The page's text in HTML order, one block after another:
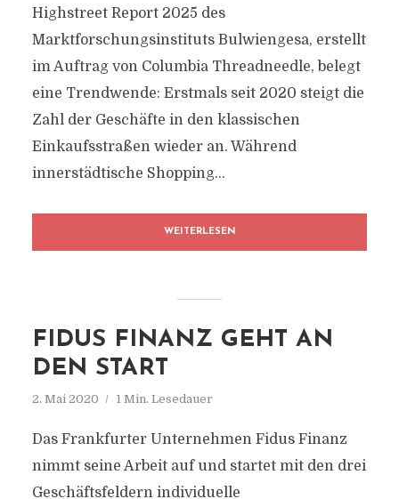
Highstreet Report 2025 des
Marktforschungsinstituts Bulwiengesa, erstellt
im Auftrag von Columbia Threadneedle, belegt
eine Trendwende: Erstmals seit 2020 steigt die
Zahl der Geschäfte in den klassischen
Einkaufsstraßen wieder an. Während
innerstädtische Shopping...
WEITERLESEN
FIDUS FINANZ GEHT AN
DEN START
2. Mai 2020 1 Min. Lesedauer
Das Frankfurter Unternehmen Fidus Finanz
nimmt seine Arbeit auf und startet mit den drei
Geschäftsfeldern individuelle